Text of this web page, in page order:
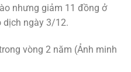
nhưng giảm 11 đồng ở
dịch ngày 3/12.